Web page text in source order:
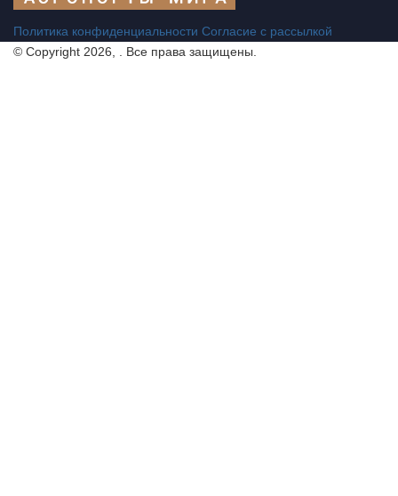
Политика конфиденциальности Согласие с рассылкой
© Copyright 2026, . Все права защищены.